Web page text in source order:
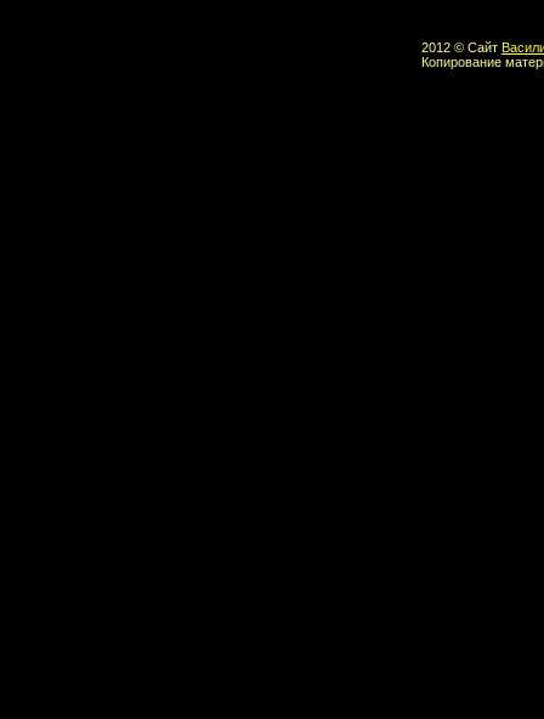
2012 © Сайт
Копирование